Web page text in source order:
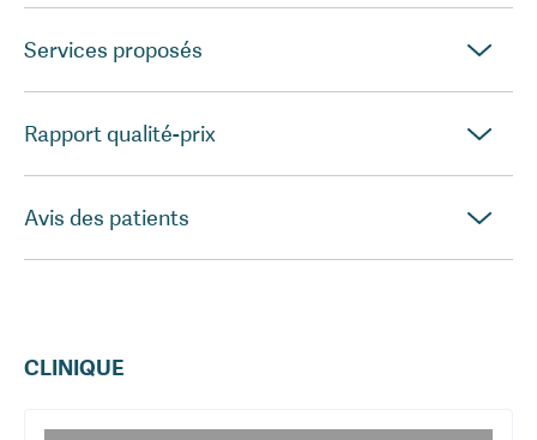
Services proposés
Rapport qualité-prix
Avis des patients
CLINIQUE